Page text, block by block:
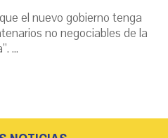
el nuevo gobierno tenga
no negociables de la
...